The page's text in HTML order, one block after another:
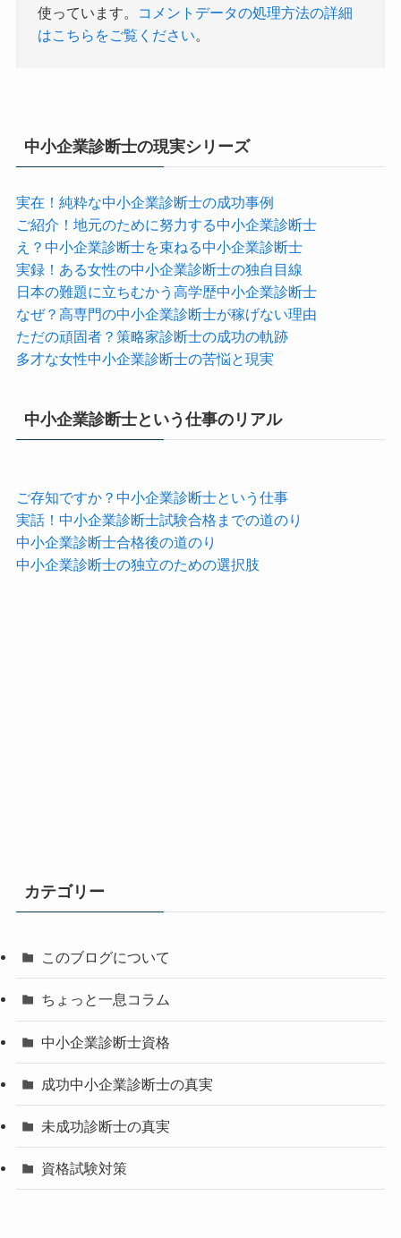
使っています。
コメントデータの処理方法の詳細
はこちらをご覧ください。
中小企業診断士の現実シリーズ
実在！純粋な中小企業診断士の成功事例
ご紹介！地元のために努力する中小企業診断士
え？中小企業診断士を束ねる中小企業診断士
実録！ある女性の中小企業診断士の独自目線
日本の難題に立ちむかう高学歴中小企業診断士
なぜ？高専門の中小企業診断士が稼げない理由
ただの頑固者？策略家診断士の成功の軌跡
多才な女性中小企業診断士の苦悩と現実
中小企業診断士という仕事のリアル
ご存知ですか？中小企業診断士という仕事
実話！中小企業診断士試験合格までの道のり
中小企業診断士合格後の道のり
中小企業診断士の独立のための選択肢
カテゴリー
このブログについて
ちょっと一息コラム
中小企業診断士資格
成功中小企業診断士の真実
未成功診断士の真実
資格試験対策